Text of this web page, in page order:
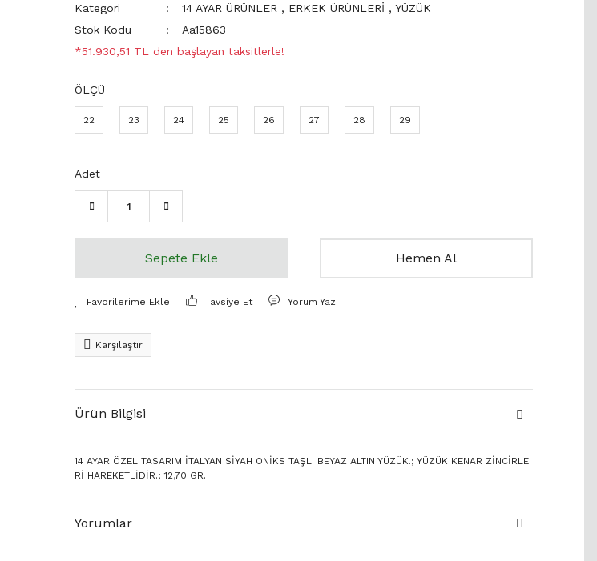
Kategori 14 AYAR ÜRÜNLER , ERKEK ÜRÜNLERİ ,YÜZÜK
Stok Kodu
Aa15863
*51.930,51 TL den başlayan taksitlerle!
ÖLÇÜ
22 23 24 25 26 27 28 29
Adet
Sepete Ekle Hemen Al
Tavsiye Et Yorum Yaz
Karşılaştır
Ürün Bilgisi
14 AYAR ÖZEL TASARIM İTALYAN SİYAH ONİKS TAŞLI BEYAZ ALTIN YÜZÜK.; YÜZÜK KENAR ZİNCİRLE
Rİ HAREKETLİDİR.; 12,70 GR.
Yorumlar